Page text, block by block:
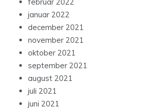
januar 2022
december 2021
november 2021
oktober 2021
september 2021
august 2021
juli 2021
juni 2021